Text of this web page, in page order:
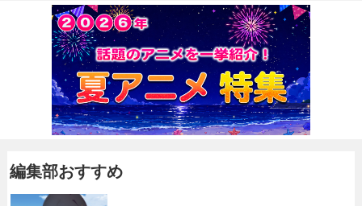
編集部おすすめ